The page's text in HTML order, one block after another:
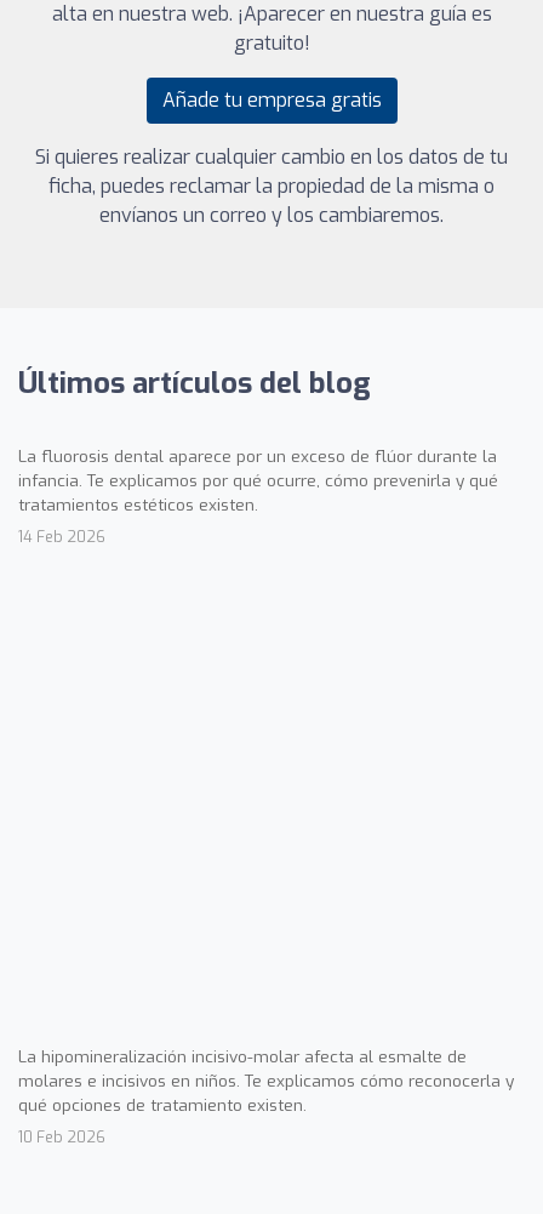
alta en nuestra web. ¡Aparecer en nuestra guía es
gratuito!
Añade tu empresa gratis
Si quieres realizar cualquier cambio en los datos de tu
ficha, puedes reclamar la propiedad de la misma o
envíanos un correo y los cambiaremos.
Últimos artículos del blog
La fluorosis dental aparece por un exceso de flúor durante la
infancia. Te explicamos por qué ocurre, cómo prevenirla y qué
tratamientos estéticos existen.
14 Feb 2026
La hipomineralización incisivo-molar afecta al esmalte de
molares e incisivos en niños. Te explicamos cómo reconocerla y
qué opciones de tratamiento existen.
10 Feb 2026